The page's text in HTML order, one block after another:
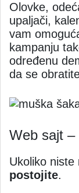
Olovke,
upaljači,
vam
kampanju
određenu
da se
Web sajt –
Ukoliko
postojite.